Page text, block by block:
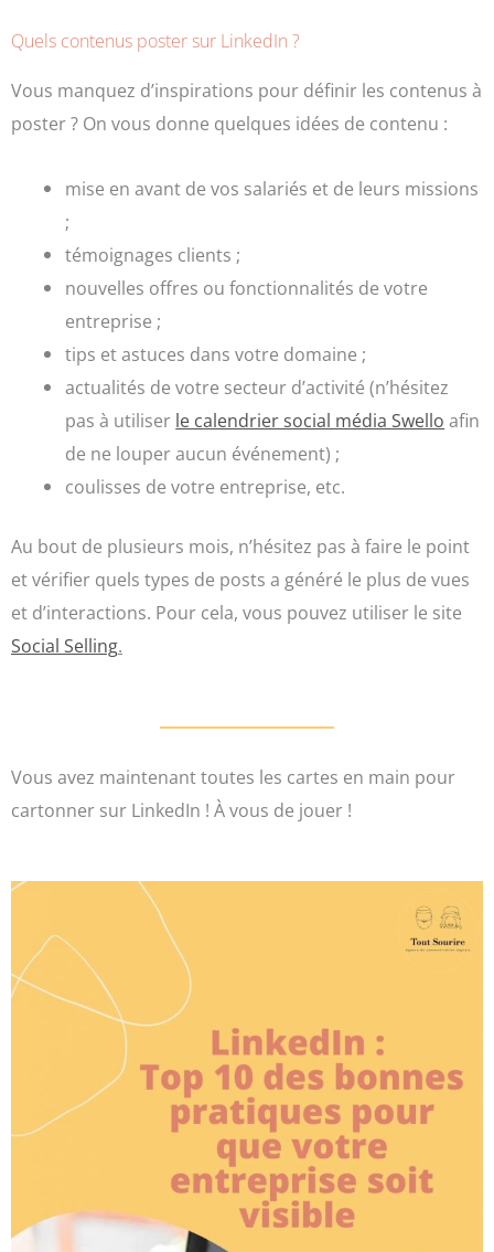
Quels contenus poster sur LinkedIn ?
Vous manquez d’inspirations pour définir les contenus à
poster ? On vous donne quelques idées de contenu :
mise en avant de vos salariés et de leurs missions
;
témoignages clients ;
nouvelles offres ou fonctionnalités de votre
entreprise ;
tips et astuces dans votre domaine ;
actualités de votre secteur d’activité (n’hésitez
pas à utiliser le calendrier social média Swello afin
de ne louper aucun événement) ;
coulisses de votre entreprise, etc.
Au bout de plusieurs mois, n’hésitez pas à faire le point
et vérifier quels types de posts a généré le plus de vues
et d’interactions. Pour cela, vous pouvez utiliser le site
Social Selling.
Vous avez maintenant toutes les cartes en main pour
cartonner sur LinkedIn ! À vous de jouer !